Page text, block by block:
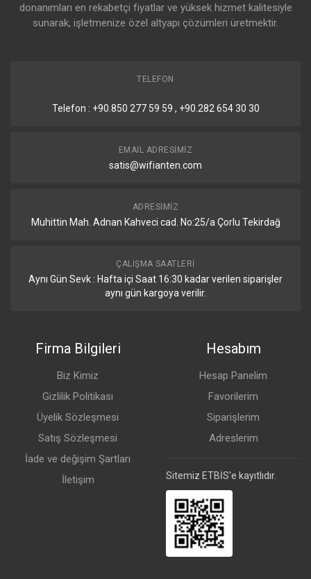
donanımları en rekabetçi fiyatlar ve yüksek hizmet kalitesiyle
sunarak, işletmenize özel altyapı çözümleri üretmektir.
TELEFON
Telefon : +90.850 277 59 59 , +90.282 654 30 30
EMAIL ADRESIMIZ
satis@wifianten.com
ADRESIMIZ
Muhittin Mah. Adnan Kahveci cad. No:25/a Çorlu Tekirdağ
ÇALIŞMA SAATLERI
Aynı Gün Sevk : Hafta içi Saat 16:30 kadar verilen siparişler
aynı gün kargoya verilir.
Firma Bilgileri
Biz Kimiz
Gizlilik Politikası
Üyelik Sözleşmesi
Satış Sözleşmesi
İade ve değişim Şartları
İletişim
Hesabım
Hesap Panelim
Favorilerim
Siparişlerim
Adreslerim
Sitemiz ETBİS'e kayıtlıdır.